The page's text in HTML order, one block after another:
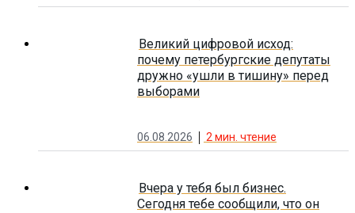
Великий цифровой исход:
почему петербургские депутаты
дружно «ушли в тишину» перед
выборами
06.08.2026 2 мин. чтение
Вчера у тебя был бизнес.
Сегодня тебе сообщили, что он